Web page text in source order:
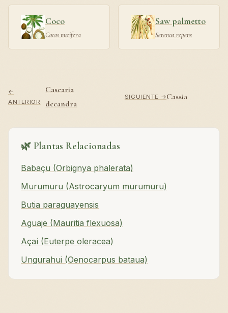
Coco
Cocos nucifera
Saw palmetto
Serenoa repens
←
ANTERIOR
Casearia
decandra
SIGUIENTE →Cassia
🌿 Plantas Relacionadas
Babaçu (Orbignya phalerata)
Murumuru (Astrocaryum murumuru)
Butia paraguayensis
Aguaje (Mauritia flexuosa)
Açaí (Euterpe oleracea)
Ungurahui (Oenocarpus bataua)